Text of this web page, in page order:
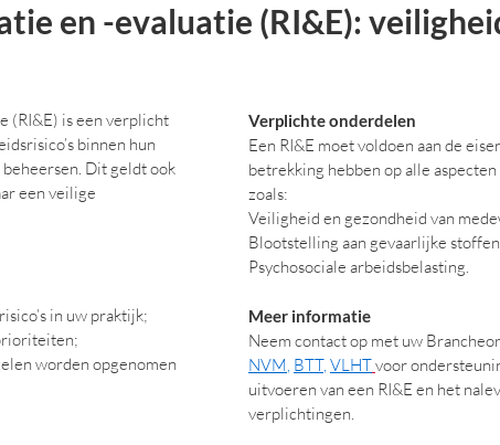
en -evaluatie (RI&E):
(RI&E) is een verplicht
binnen hun
Dit geldt ook
een veilige
in uw praktijk;
worden opgenomen
Verplichte onderdelen
Een RI&E moet voldoen aan de
betrekking hebben op alle
zoals:
Veiligheid en gezondheid van
Blootstelling aan gevaarlijke
Psychosociale arbeidsbelasting.
Meer informatie
Neem contact op met uw
NVM, BTT, VLHTvoor
uitvoeren van een RI&E en het
verplichtingen.